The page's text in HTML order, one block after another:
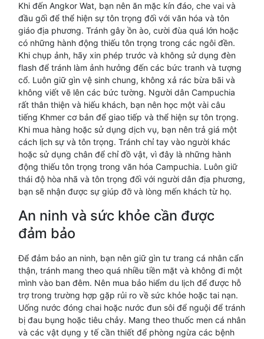
Khi đến Angkor Wat, bạn nên ăn mặc kín đáo, che vai và
đầu gối để thể hiện sự tôn trọng đối với văn hóa và tôn
giáo địa phương. Tránh gây ồn ào, cười đùa quá lớn hoặc
có những hành động thiếu tôn trọng trong các ngôi đền.
Khi chụp ảnh, hãy xin phép trước và không sử dụng đèn
flash để tránh làm ảnh hưởng đến các bức tranh và tượng
cổ. Luôn giữ gìn vệ sinh chung, không xả rác bừa bãi và
không viết vẽ lên các bức tường. Người dân Campuchia
rất thân thiện và hiếu khách, bạn nên học một vài câu
tiếng Khmer cơ bản để giao tiếp và thể hiện sự tôn trọng.
Khi mua hàng hoặc sử dụng dịch vụ, bạn nên trả giá một
cách lịch sự và tôn trọng. Tránh chỉ tay vào người khác
hoặc sử dụng chân để chỉ đồ vật, vì đây là những hành
động thiếu tôn trọng trong văn hóa Campuchia. Luôn giữ
thái độ hòa nhã và tôn trọng đối với người dân địa phương,
bạn sẽ nhận được sự giúp đỡ và lòng mến khách từ họ.
An ninh và sức khỏe cần được
đảm bảo
Để đảm bảo an ninh, bạn nên giữ gìn tư trang cá nhân cẩn
thận, tránh mang theo quá nhiều tiền mặt và không đi một
mình vào ban đêm. Nên mua bảo hiểm du lịch để được hỗ
trợ trong trường hợp gặp rủi ro về sức khỏe hoặc tai nạn.
Uống nước đóng chai hoặc nước đun sôi để nguội để tránh
bị đau bụng hoặc tiêu chảy. Mang theo thuốc men cá nhân
và các vật dụng y tế cần thiết để phòng ngừa các bệnh